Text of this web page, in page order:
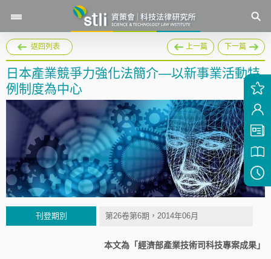
返回列表 上一篇 下一篇
日本產業競爭力強化法簡介—以新事業活動特
例制度為中心
刊登期別 第26卷第6期，2014年06月
本文為「經濟部產業技術司科技專案成果」